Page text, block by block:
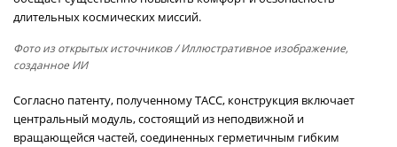
длительных космических миссий.
Фото из открытых источников/ Иллюстративное изображение,
созданное ИИ
Согласно патенту, полученному ТАСС, конструкция включает
центральный модуль, состоящий из неподвижной и
вращающейся частей, соединенных герметичным гибким